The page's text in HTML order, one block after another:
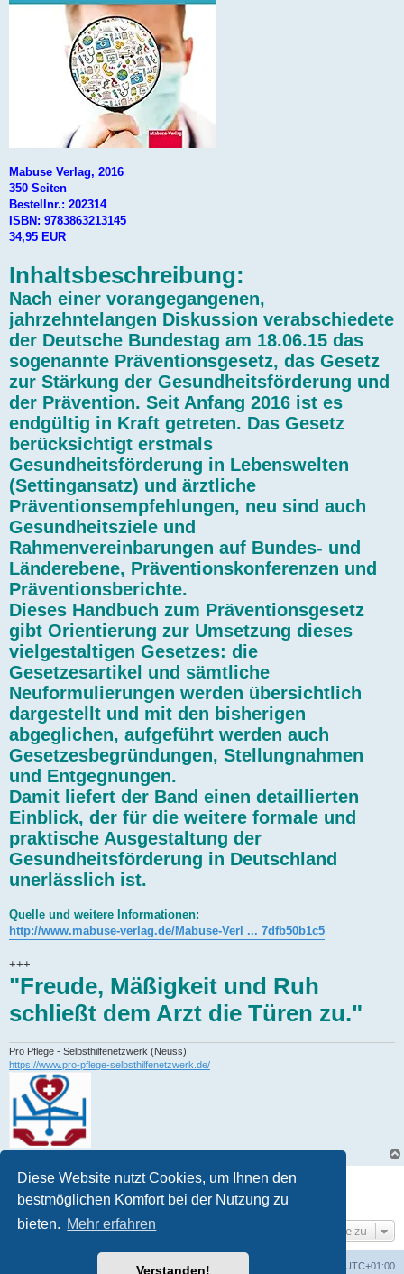
Diese Website nutzt Cookies, um Ihnen den
bestmöglichen Komfort bei der Nutzung zu
bieten. Mehr erfahren
Verstanden!
Mabuse Verlag, 2016
350 Seiten
Bestellnr.: 202314
ISBN: 9783863213145
34,95 EUR
Inhaltsbeschreibung:
Nach einer vorangegangenen,
jahrzehntelangen Diskussion verabschiedete
der Deutsche Bundestag am 18.06.15 das
sogenannte Präventionsgesetz, das Gesetz
zur Stärkung der Gesundheitsförderung und
der Prävention. Seit Anfang 2016 ist es
endgültig in Kraft getreten. Das Gesetz
berücksichtigt erstmals
Gesundheitsförderung in Lebenswelten
(Settingansatz) und ärztliche
Präventionsempfehlungen, neu sind auch
Gesundheitsziele und
Rahmenvereinbarungen auf Bundes- und
Länderebene, Präventionskonferenzen und
Präventionsberichte.
Dieses Handbuch zum Präventionsgesetz
gibt Orientierung zur Umsetzung dieses
vielgestaltigen Gesetzes: die
Gesetzesartikel und sämtliche
Neuformulierungen werden übersichtlich
dargestellt und mit den bisherigen
abgeglichen, aufgeführt werden auch
Gesetzesbegründungen, Stellungnahmen
und Entgegnungen.
Damit liefert der Band einen detaillierten
Einblick, der für die weitere formale und
praktische Ausgestaltung der
Gesundheitsförderung in Deutschland
unerlässlich ist.
Quelle und weitere Informationen:
http://www.mabuse-verlag.de/Mabuse-Verl ... 7dfb50b1c5
+++
"Freude, Mäßigkeit und Ruh
schließt dem Arzt die Türen zu."
Pro Pflege - Selbsthilfenetzwerk (Neuss)
https://www.pro-pflege-selbsthilfenetzwerk.de/
Gesperrt
1 Beitrag • Seite1 von1
Gehe zu
UTC+01:00